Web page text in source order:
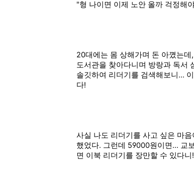
"형 나이면 이제 노안 올까 걱정해
20대에는 몸 상해가며 돈 아꼈는
도서관을 찾아다니며 방랑과 독서
솔깃하여 리더기를 검색해보니...
다!
사실 나도 리더기를 사고 싶은 마
했었다. 그런데 59000원이면... 교
면 이북 리더기를 장만할 수 있다